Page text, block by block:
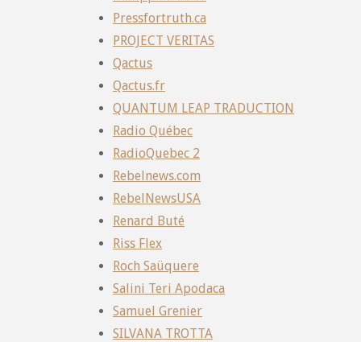
Pressfortruth.ca
PROJECT VERITAS
Qactus
Qactus.fr
QUANTUM LEAP TRADUCTION
Radio Québec
RadioQuebec 2
Rebelnews.com
RebelNewsUSA
Renard Buté
Riss Flex
Roch Saüquere
Salini Teri Apodaca
Samuel Grenier
SILVANA TROTTA